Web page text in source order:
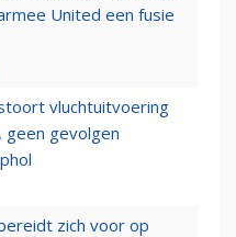
United een fusie
vluchtuitvoering
geen gevolgen
zich voor op